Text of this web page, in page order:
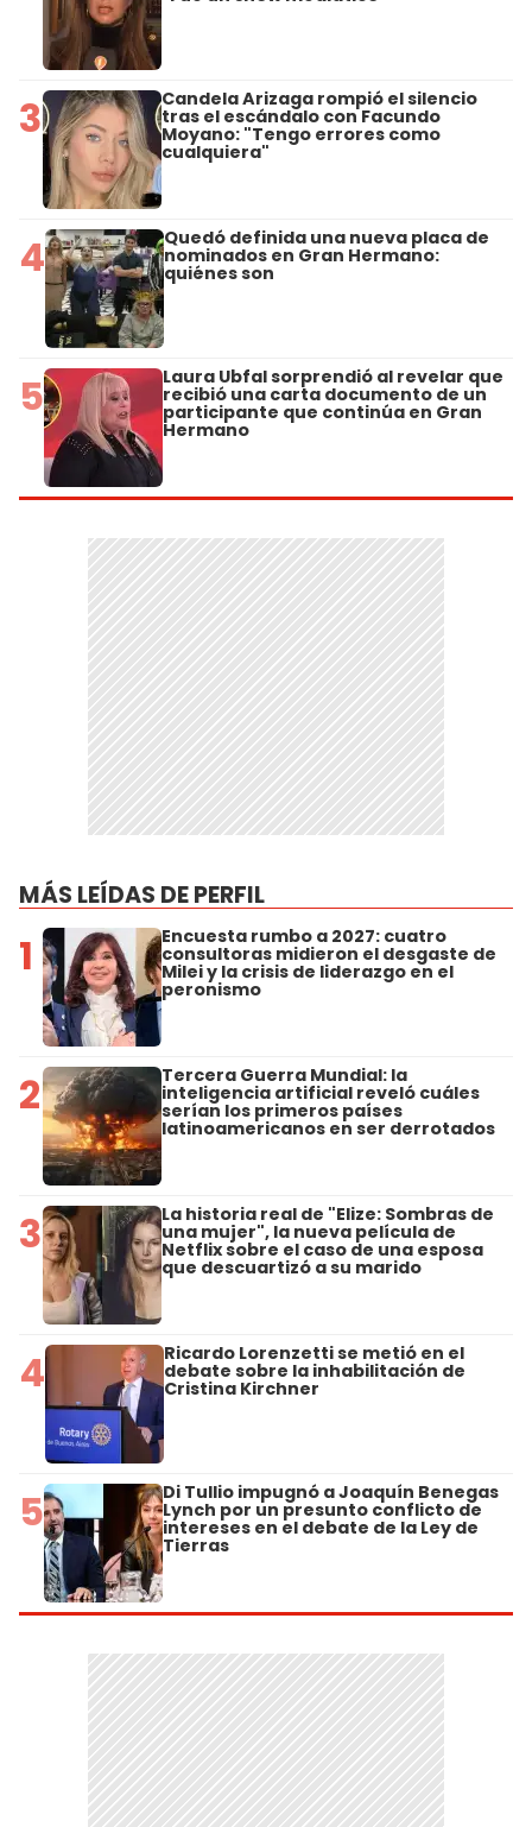
3 Candela Arizaga rompió el silencio
tras el escándalo con Facundo
Moyano: "Tengo errores como
cualquiera"
4 Quedó definida una nueva placa de
nominados en Gran Hermano:
quiénes son
5 Laura Ubfal sorprendió al revelar que
recibió una carta documento de un
participante que continúa en Gran
Hermano
MÁS LEÍDAS DE PERFIL
1 Encuesta rumbo a 2027: cuatro
consultoras midieron el desgaste de
Milei y la crisis de liderazgo en el
peronismo
2 Tercera Guerra Mundial: la
inteligencia artificial reveló cuáles
serían los primeros países
latinoamericanos en ser derrotados
3 La historia real de "Elize: Sombras de
una mujer", la nueva película de
Netflix sobre el caso de una esposa
que descuartizó a su marido
4 Ricardo Lorenzetti se metió en el
debate sobre la inhabilitación de
Cristina Kirchner
5 Di Tullio impugnó a Joaquín Benegas
Lynch por un presunto conflicto de
intereses en el debate de la Ley de
Tierras